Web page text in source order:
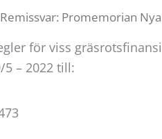
Promemorian
för viss
– 2022 till: